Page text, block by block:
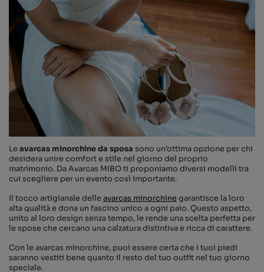
IT
Le avarcas minorchine da sposa sono un’ottima opzione per chi
desidera unire comfort e stile nel giorno del proprio
matrimonio. Da Avarcas MIBO ti proponiamo diversi modelli tra
cui scegliere per un evento così importante.
Il tocco artigianale delle avarcas minorchinegarantisce la loro
alta qualità e dona un fascino unico a ogni paio. Questo aspetto,
unito al loro design senza tempo, le rende una scelta perfetta per
le spose che cercano una calzatura distintiva e ricca di carattere.
Con le avarcas minorchine, puoi essere certa che i tuoi piedi
saranno vestiti bene quanto il resto del tuo outfit nel tuo giorno
speciale.